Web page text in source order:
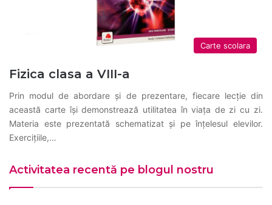
Carte scolara
Fizica clasa a VIII-a
Prin modul de abordare şi de prezentare, fiecare lecţie din
această carte îşi demonstrează utilitatea în viaţa de zi cu zi.
Materia este prezentată schematizat şi pe înţelesul elevilor.
Exerciţiile,…
Activitatea recentă pe blogul nostru